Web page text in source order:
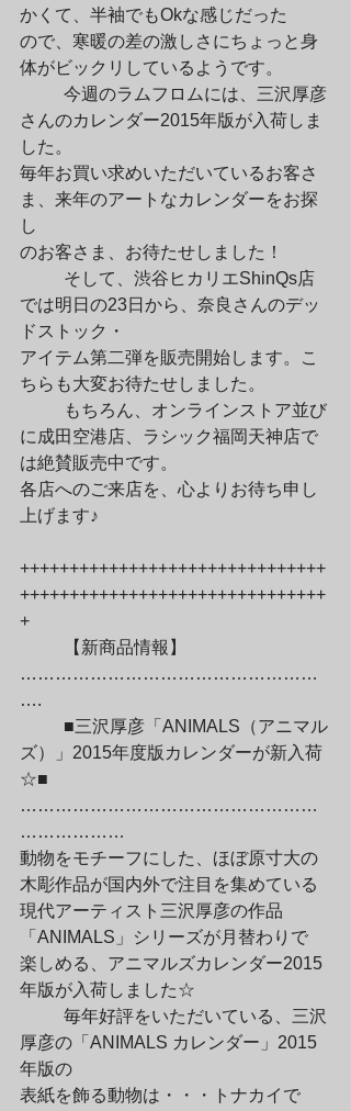
かくて、半袖でもOkな感じだった
ので、寒暖の差の激しさにちょっと身
体がビックリしているようです。
さんのカレンダー2015年版が入荷しま
した。
毎年お買い求めいただいているお客さ
ま、来年のアートなカレンダーをお探
し
のお客さま、お待たせしました！
では明日の23日から、奈良さんのデッ
ドストック・
アイテム第二弾を販売開始します。こ
ちらも大変お待たせしました。
に成田空港店、ラシック福岡天神店で
は絶賛販売中です。
各店へのご来店を、心よりお待ち申し
上げます♪
+++++++++++++++++++++++++++++++
+++++++++++++++++++++++++++++++
+
……………………………………………
….
ズ）」2015年度版カレンダーが新入荷
☆■
……………………………………………
………………
動物をモチーフにした、ほぼ原寸大の
木彫作品が国内外で注目を集めている
現代アーティスト三沢厚彦の作品
「ANIMALS」シリーズが月替わりで
楽しめる、アニマルズカレンダー2015
年版が入荷しました☆
厚彦の「ANIMALS カレンダー」2015
年版の
表紙を飾る動物は・・・トナカイで